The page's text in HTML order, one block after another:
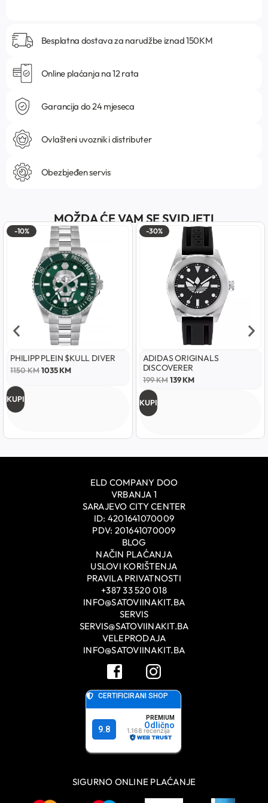
Besplatna dostava za narudžbe iznad 150KM
Online plaćanja na 12 rata
Garancija do 24 mjeseca
Ovlašteni uvoznik i distributer
Obezbjeđen servis
MOŽDA ĆE VAM SE SVIDJETI
-10%
PHILIPP PLEIN $KULL DIVER
1150KM1035KM
KUPI
-30%
ADIDAS ORIGINALS
DISCOVERER
199KM 139KM
KUPI
ELD COMPANY DOO
VRBANJA 1
SARAJEVO CITY CENTER
ID: 4201641070009
PDV: 201641070009
BLOG
NAČIN PLAĆANJA
USLOVI KORIŠTENJA
PRAVILA PRIVATNOSTI
+387 33 520 018
INFO@SATOVIINAKIT.BA
SERVIS
SERVIS@SATOVIINAKIT.BA
VELEPRODAJA
INFO@SATOVIINAKIT.BA
SIGURNO ONLINE PLAĆANJE